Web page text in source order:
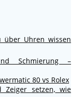
Uhren wissen
Schmierung –
80 vs Rolex
Zeiger setzen, wie